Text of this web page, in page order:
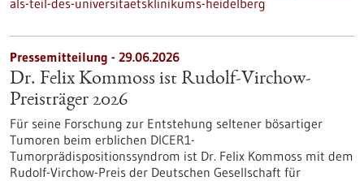
als-teil-des-universitaetsklinikums-heidelberg
Pressemitteilung - 29.06.2026
Dr. Felix Kommoss ist Rudolf-Virchow-
Preisträger 2026
Für seine Forschung zur Entstehung seltener bösartiger
Tumoren beim erblichen DICER1-
Tumorprädispositionssyndrom ist Dr. Felix Kommoss mit dem
Rudolf-Virchow-Preis der Deutschen Gesellschaft für